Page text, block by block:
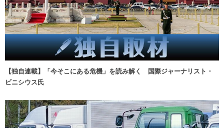
【独自連載】「今そこにある危機」を読み解く 国際ジャーナリスト・
ビニシウス氏